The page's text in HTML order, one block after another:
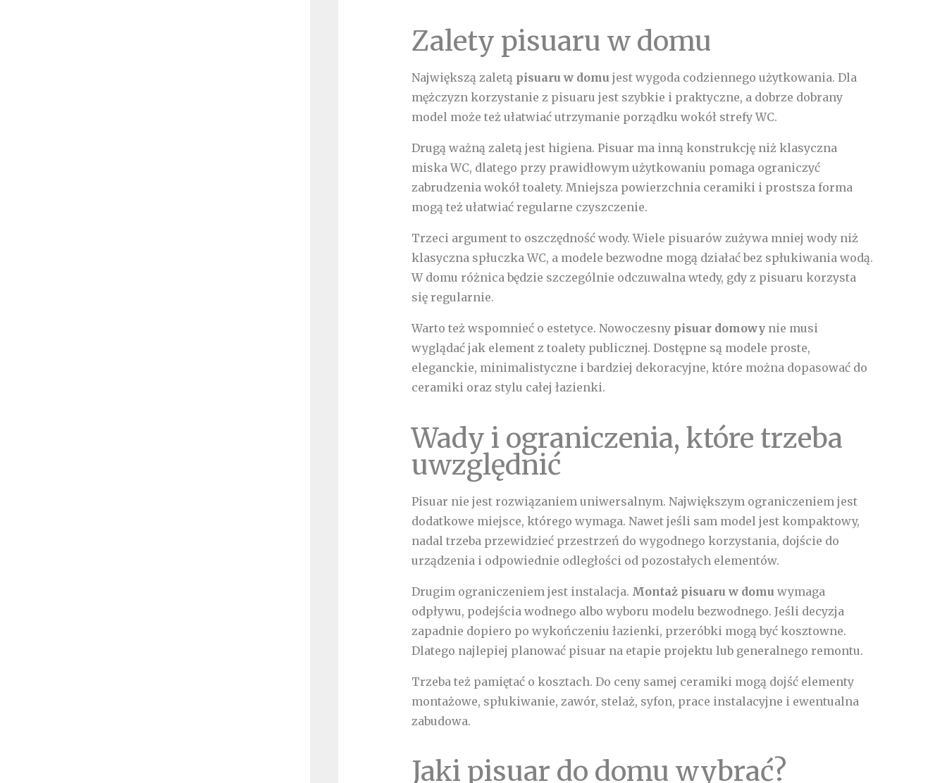
Zalety pisuaru w domu
Największą zaletą pisuaru w domujest wygoda codziennego użytkowania. Dla
mężczyzn korzystanie z pisuaru jest szybkie i praktyczne, a dobrze dobrany
model może też ułatwiać utrzymanie porządku wokół strefy WC.
Drugą ważną zaletą jest higiena. Pisuar ma inną konstrukcję niż klasyczna
miska WC, dlatego przy prawidłowym użytkowaniu pomaga ograniczyć
zabrudzenia wokół toalety. Mniejsza powierzchnia ceramiki i prostsza forma
mogą też ułatwiać regularne czyszczenie.
Trzeci argument to oszczędność wody. Wiele pisuarów zużywa mniej wody niż
klasyczna spłuczka WC, a modele bezwodne mogą działać bez spłukiwania wodą.
W domu różnica będzie szczególnie odczuwalna wtedy, gdy z pisuaru korzysta
się regularnie.
Warto też wspomnieć o estetyce. Nowoczesny pisuar domowynie musi
wyglądać jak element z toalety publicznej. Dostępne są modele proste,
eleganckie, minimalistyczne i bardziej dekoracyjne, które można dopasować do
ceramiki oraz stylu całej łazienki.
Wady i ograniczenia, które trzeba
uwzględnić
Pisuar nie jest rozwiązaniem uniwersalnym. Największym ograniczeniem jest
dodatkowe miejsce, którego wymaga. Nawet jeśli sam model jest kompaktowy,
nadal trzeba przewidzieć przestrzeń do wygodnego korzystania, dojście do
urządzenia i odpowiednie odległości od pozostałych elementów.
Drugim ograniczeniem jest instalacja. Montaż pisuaru w domu wymaga
odpływu, podejścia wodnego albo wyboru modelu bezwodnego. Jeśli decyzja
zapadnie dopiero po wykończeniu łazienki, przeróbki mogą być kosztowne.
Dlatego najlepiej planować pisuar na etapie projektu lub generalnego remontu.
Trzeba też pamiętać o kosztach. Do ceny samej ceramiki mogą dojść elementy
montażowe, spłukiwanie, zawór, stelaż, syfon, prace instalacyjne i ewentualna
zabudowa.
Jaki pisuar do domu wybrać?